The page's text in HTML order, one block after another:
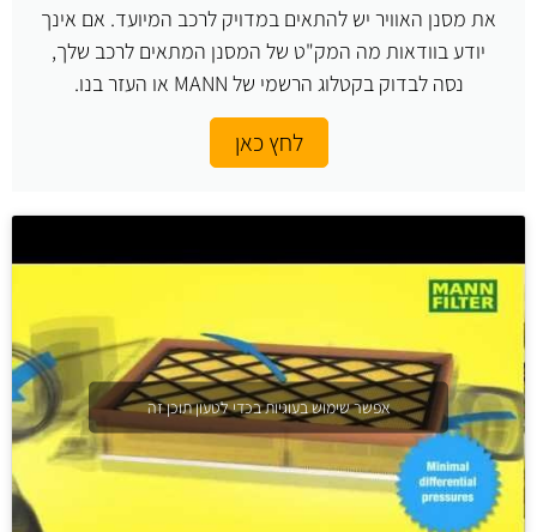
את מסנן האוויר יש להתאים במדויק לרכב המיועד. אם אינך
יודע בוודאות מה המק"ט של המסנן המתאים לרכב שלך,
נסה לבדוק בקטלוג הרשמי של MANN או העזר בנו.
לחץ כאן
אפשר שימוש בעוגיות בכדי לטעון תוכן זה